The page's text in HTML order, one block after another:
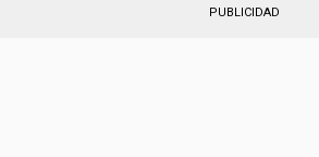
PUBLICIDAD